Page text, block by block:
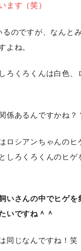
ます（笑）
のですが、なんと
よね。
ろくろくんは白色、
係あるんですかね？
ロシアンちゃんのヒ
しろくろくんのヒゲ
いさんの中でヒゲを
いですね＾＾
同じなんですね！笑